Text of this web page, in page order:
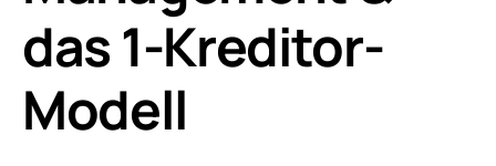
das 1-Kreditor-
Modell